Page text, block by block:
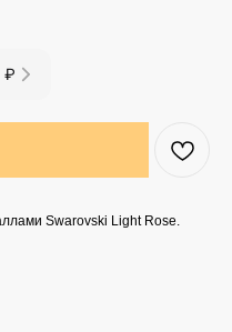
₽
Swarovski Light Rose.